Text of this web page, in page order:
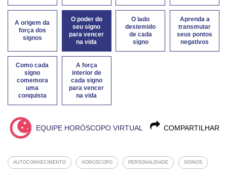
A origem da
força dos
signos
O poder do
seu signo
para vencer
na vida
O lado
destemido
de cada
signo
Aprenda a
transmutar
seus pontos
negativos
Como cada
signo
comemora
uma
conquista
A força
interior de
cada signo
para vencer
na vida
COMPARTILHAR
EQUIPE HORÓSCOPO VIRTUAL
AUTOCONHECIMENTO HOROSCOPO PERSONALIDADE SIGNOS